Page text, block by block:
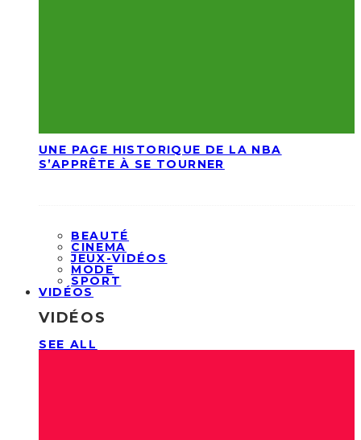
UNE PAGE HISTORIQUE DE LA NBA
S’APPRÊTE À SE TOURNER
BEAUTÉ
CINEMA
JEUX-VIDÉOS
MODE
SPORT
VIDÉOS
VIDÉOS
SEE ALL